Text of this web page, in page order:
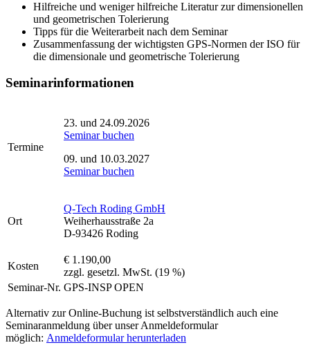
Hilfreiche und weniger hilfreiche Literatur zur dimensionellen
und geometrischen Tolerierung
Tipps für die Weiterarbeit nach dem Seminar
Zusammenfassung der wichtigsten GPS-Normen der ISO für
die dimensionale und geometrische Tolerierung
Seminarinformationen
Termine
23. und 24.09.2026
Seminar buchen
09. und 10.03.2027
Seminar buchen
Ort
Q-Tech Roding GmbH
Weiherhausstraße 2a
D-93426 Roding
Kosten
€ 1.190,00
zzgl. gesetzl. MwSt. (19 %)
Seminar-Nr. GPS-INSP OPEN
Alternativ zur Online-Buchung ist selbstverständlich auch eine
Seminaranmeldung über unser Anmeldeformular
möglich: Anmeldeformular herunterladen